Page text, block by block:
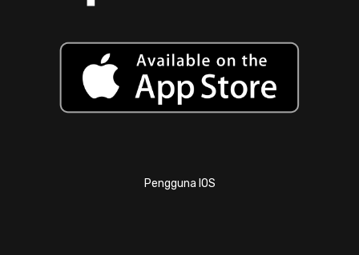
Pengguna IOS